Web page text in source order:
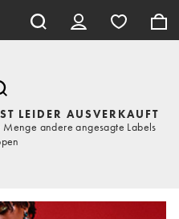
LEIDER AUSVERKAUFT
andere angesagte Labels